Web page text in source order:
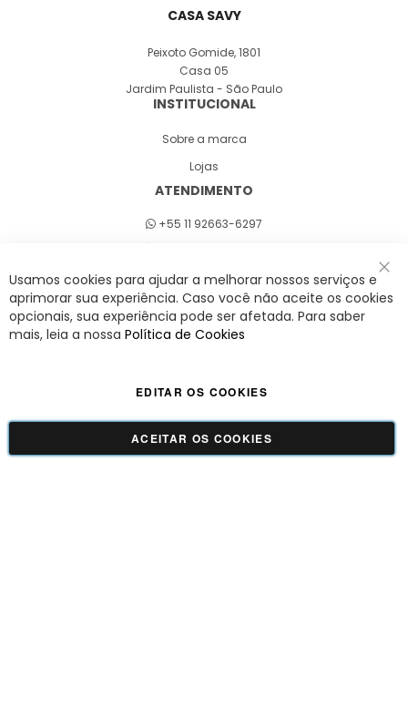
CASA SAVY
Peixoto Gomide, 1801
Casa 05
Jardim Paulista - São Paulo
INSTITUCIONAL
Sobre a marca
Lojas
ATENDIMENTO
+55 11 92663-6297
A Savy é uma lifestyle brand. Uma marca que promove fluidez para viver
o agora com leveza, cor e estilo.
GUADALUPE COMERCIO LTDA - 42.509.755/0001-66 | Tecnologia e Design:
Usamos cookies para ajudar a melhorar nossos serviços e
aprimorar sua experiência. Caso você não aceite os cookies
opcionais, sua experiência pode ser afetada. Para saber
mais, leia a nossa Política de Cookies
ACEITAR OS COOKIES
EDITAR OS COOKIES